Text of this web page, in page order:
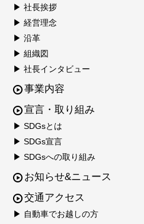
▶ 社長挨拶
▶ 経営理念
▶ 沿革
▶ 組織図
▶ 社長インタビュー
事業内容
宣言・取り組み
▶ SDGsとは
▶ SDGs宣言
▶ SDGsへの取り組み
お知らせ&ニュース
交通アクセス
▶ 自動車でお越しの方